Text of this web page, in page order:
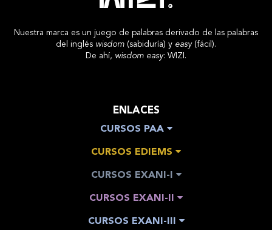
Nuestra marca es un juego de palabras derivado de las palabras
del inglés wisdom (sabiduría) y easy(fácil).
De ahí, wisdom easy: WIZI.
ENLACES
CURSOS PAA
CURSOS EDIEMS
CURSOS EXANI-I
CURSOS EXANI-II
CURSOS EXANI-III